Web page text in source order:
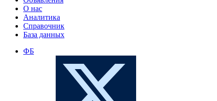
О нас
Аналитика
Справочник
База данных
ФБ